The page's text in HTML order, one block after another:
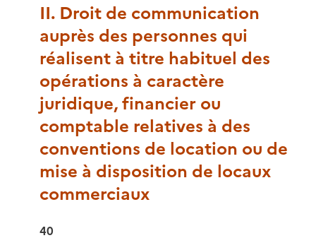
II. Droit de communication
auprès des personnes qui
réalisent à titre habituel des
opérations à caractère
juridique, financier ou
comptable relatives à des
conventions de location ou de
mise à disposition de locaux
commerciaux
40